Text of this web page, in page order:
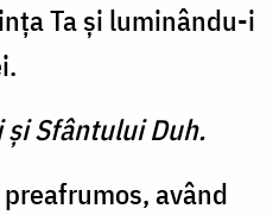
Ta şi luminându-i
şi Sfântului Duh.
având